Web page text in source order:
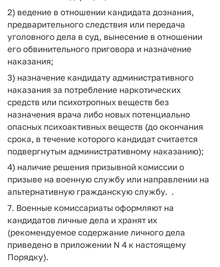
2) ведение в отношении кандидата дознания,
предварительного следствия или передача
уголовного дела в суд, вынесение в отношении
его обвинительного приговора и назначение
наказания;
3) назначение кандидату административного
наказания за потребление наркотических
средств или психотропных веществ без
назначения врача либо новых потенциально
опасных психоактивных веществ (до окончания
срока, в течение которого кандидат считается
подвергнутым административному наказанию);
4) наличие решения призывной комиссии о
призыве на военную службу или направлении на
альтернативную гражданскую службу. .
7. Военные комиссариаты оформляют на
кандидатов личные дела и хранят их
(рекомендуемое содержание личного дела
приведено в приложении N 4 к настоящему
Порядку).